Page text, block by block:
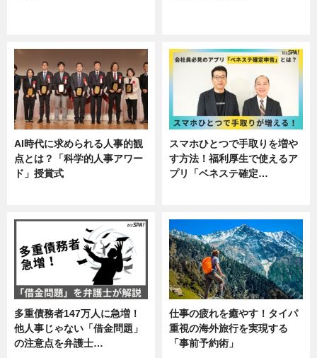
AI時代に求められる人事的観
点とは？「科学的人事アワー
ド」授賞式
スマホひとつで手取りを増や
す方法！福利厚生で使えるア
プリ「ベネステ確定…
多重債務者147万人に急増！
他人事じゃない「借金問題」
の注意点を弁護士…
仕事の疲れを癒やす！タイパ
重視の海外旅行を実現する
「事前予約術」